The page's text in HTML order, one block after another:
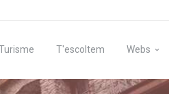
T'escoltem Webs